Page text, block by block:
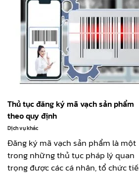
Thủ tục đăng ký mã vạch sản phẩm
theo quy định
Dịch vụ khác
Đăng ký mã vạch sản phẩm là một
trong những thủ tục pháp lý quan
trọng được các cá nhân, tổ chức